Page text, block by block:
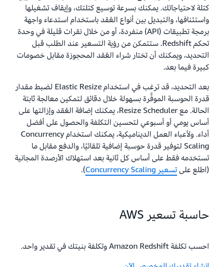
كتلة لاحتياجاتك. يمكنك بسرعة توسيع كتلتك، وإيقاف تشغيلها
واستئنافها، والتبديل بين أنواع العُقد باستخدام استدعاء واجهة
برمجة تطبيقات (API) منفردة، أو من خلال نقرات قليلة في وحدة
تحكم Redshift. ستتمكن من رؤية التسعير عند الطلب قبل
التحديد، ويمكنك أن تختار شراء العُقد المحجوزة مقابل خصومات
كبيرة فيما بعد.
بعد التحديد، قد ترغب في استخدام Elastic Resize لضبط مقدار
قدرة الحوسبة الموفَّرة بسهولة خلال دقائق لتمكين معالجة ثابتة
الحالة. مع Resize Scheduler، يمكنك إضافة العُقد وإزالتها على
أساس يومي أو أسبوعي لتحسين التكلفة والحصول على أفضل
أداء. ولأعباء العمل الديناميكية، يمكنك استخدام Concurrency
Scaling لتوفير قدرة حوسبة إضافية تلقائيًا، والدفع مقابل ما
تستخدمه فقط على أساس كل ثانية بعد استهلاك الأرصدة المجانية
(اطلع علىتسعير Concurrency Scaling ).
حاسبة تسعير AWS
احسب تكلفة Amazon Redshift وتكلفة بنيتك في تقدير واحد.